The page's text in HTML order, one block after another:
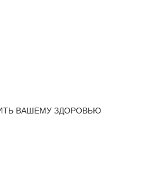
ВАШЕМУ ЗДОРОВЬЮ